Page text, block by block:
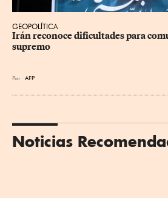
GEOPOLÍTICA
Irán reconoce dificultades para
supremo
Por AFP
Noticias